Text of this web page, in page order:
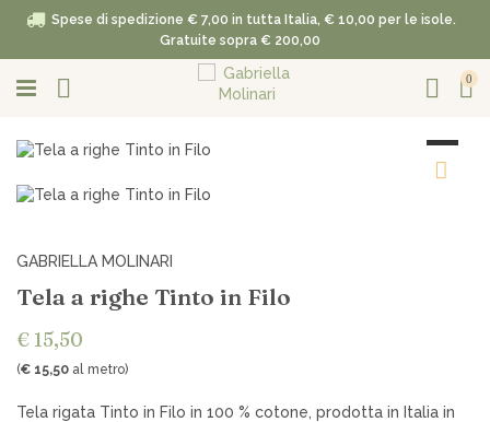
Spese di spedizione € 7,00 in tutta Italia, € 10,00 per le isole.
Gratuite sopra € 200,00
0
GABRIELLA MOLINARI
Tela a righe Tinto in Filo
€ 15,50
(€ 15,50 al metro)
Tela rigata Tinto in Filo in 100 % cotone, prodotta in Italia in